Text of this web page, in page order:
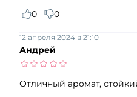
0
0
Андрей
12 апреля 2024 в 21:10
Отличный аромат,